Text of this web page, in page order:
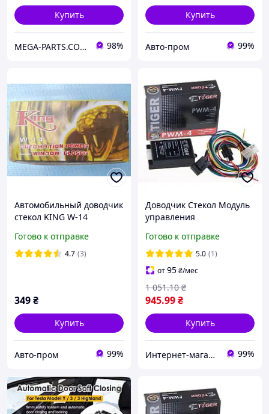
Купить
MEGA-PARTS.COM.UA 98%
Купить
Авто-пром 99%
Автомобильный доводчик
стекол KING W-14
Готово к отправке
4.7 (3)
349₴
Купить
Авто-пром 99%
Доводчик Стекол Модуль
управления
cтекла Tiger PWM-4
Автомобильный
Готово к отправке
5.0 (1)
от95₴/мес
945.99₴
1 051.10 ₴
Купить
Интернет-магазин "doitshop" 99%